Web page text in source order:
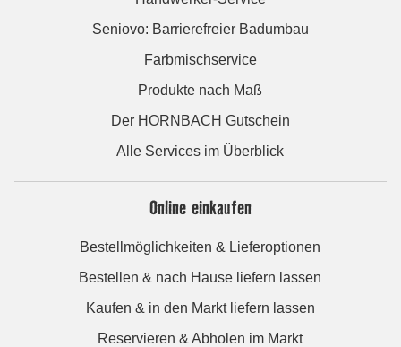
Seniovo: Barrierefreier Badumbau
Farbmischservice
Produkte nach Maß
Der HORNBACH Gutschein
Alle Services im Überblick
Online einkaufen
Bestellmöglichkeiten & Lieferoptionen
Bestellen & nach Hause liefern lassen
Kaufen & in den Markt liefern lassen
Reservieren & Abholen im Markt